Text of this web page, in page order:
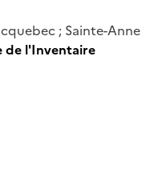
; Sainte-Anne
de l'Inventaire